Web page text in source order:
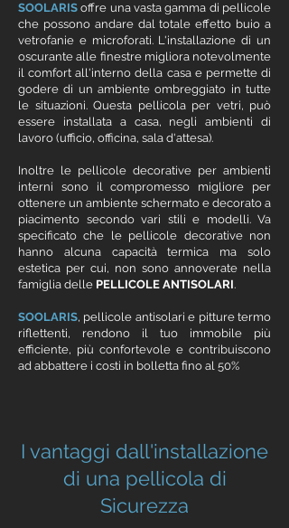
SOOLARIS offre una vasta gamma di pellicole
che possono andare dal totale effetto buio a
vetrofanie e microforati. L'installazione di un
oscurante alle finestre migliora notevolmente
il comfort all'interno della casa e permette di
godere di un ambiente ombreggiato in tutte
le situazioni. Questa pellicola per vetri, può
essere installata a casa, negli ambienti di
lavoro (ufficio, officina, sala d'attesa).
Inoltre le pellicole decorative per ambienti
interni sono il compromesso migliore per
ottenere un ambiente schermato e decorato a
piacimento secondo vari stili e modelli. Va
specificato che le pellicole decorative non
hanno alcuna capacità termica ma solo
estetica per cui, non sono annoverate nella
famiglia delle PELLICOLE ANTISOLARI.
SOOLARIS, pellicole antisolari e pitture termo
riflettenti, rendono il tuo immobile più
efficiente, più confortevole e contribuiscono
ad abbattere i costi in bolletta fino al 50%
I vantaggi dall'installazione
di una pellicola di
Sicurezza